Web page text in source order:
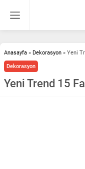
Anasayfa » Dekorasyon » Yeni
Dekorasyon
Yeni Trend 15